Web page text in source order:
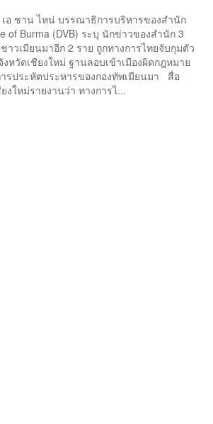
อ ชาน ไหน่ บรรณาธิการบริหารของสำนัก
of Burma (DVB) ระบุ นักข่าวของสำนัก 3
าวเมียนมาอีก 2 ราย ถูกทางการไทยจับกุมตัว
หวัดเชียงใหม่ ฐานลอบเข้าเมืองผิดกฎหมาย
รประหัตประหารของกองทัพเมียนมา สื่อ
งใหม่รายงานว่า ทางการไ...